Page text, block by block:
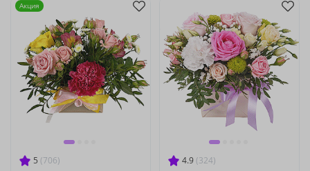
5 (706)
Акция
4.9 (324)